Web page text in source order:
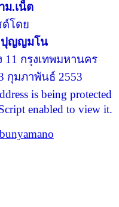
ม.เน็ต
โดย
ปุญญมโน
กรุงเทพมหานคร
กุมภาพันธ์ 2553
is being protected
enabled to view it.